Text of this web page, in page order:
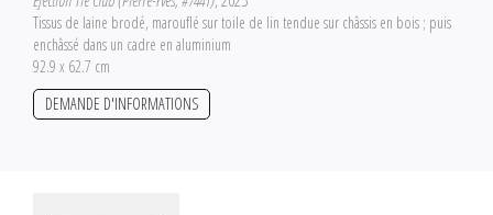
Tissus de laine brodé, marouflé sur toile de lin tendue sur châssis en bois ; puis
enchâssé dans un cadre en aluminium
92.9 x 62.7 cm
DEMANDE D'INFORMATIONS